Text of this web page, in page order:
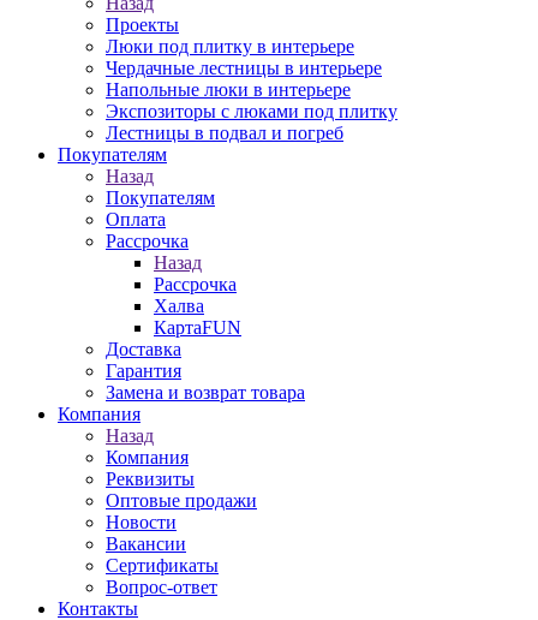
Проекты
Люки под плитку в интерьере
Чердачные лестницы в интерьере
Напольные люки в интерьере
Экспозиторы с люками под плитку
Лестницы в подвал и погреб
Покупателям
Назад
Покупателям
Оплата
Рассрочка
Назад
Рассрочка
Халва
КартаFUN
Доставка
Гарантия
Замена и возврат товара
Компания
Назад
Компания
Реквизиты
Оптовые продажи
Новости
Вакансии
Сертификаты
Вопрос-ответ
Контакты